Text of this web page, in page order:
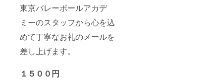
東京バレーボールアカデ
ミーのスタッフから心を込
めて丁寧なお礼のメールを
差し上げます。
１５００円